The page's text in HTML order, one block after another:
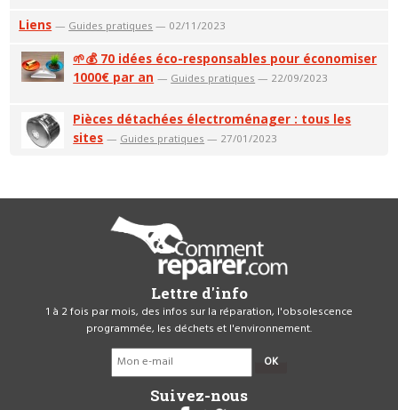
Liens — Guides pratiques — 02/11/2023
🌱💰 70 idées éco-responsables pour économiser
1000€ par an — Guides pratiques — 22/09/2023
Pièces détachées électroménager : tous les
sites — Guides pratiques — 27/01/2023
Lettre d'info
1 à 2 fois par mois, des infos sur la réparation, l'obsolescence
programmée, les déchets et l'environnement.
OK
Suivez-nous